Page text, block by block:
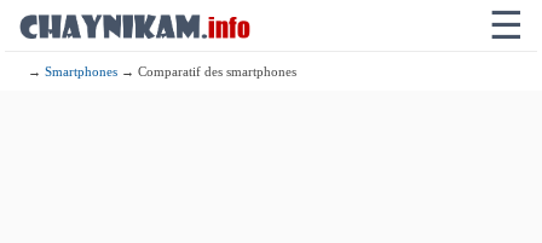
☰
→Smartphones → Comparatif des smartphones